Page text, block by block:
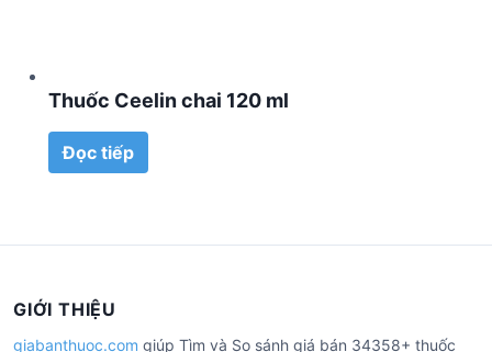
Thuốc Ceelin chai 120 ml
Đọc tiếp
GIỚI THIỆU
giabanthuoc.com giúp Tìm và So sánh giá bán 34358+ thuốc